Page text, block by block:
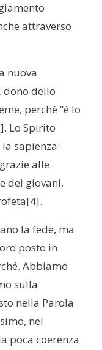
attraverso
nuova
dono dello
perché “è lo
Lo Spirito
sapienza:
alle
dei giovani,
[4].
la fede, ma
posto in
Abbiamo
sulla
nella Parola
nel
poca coerenza